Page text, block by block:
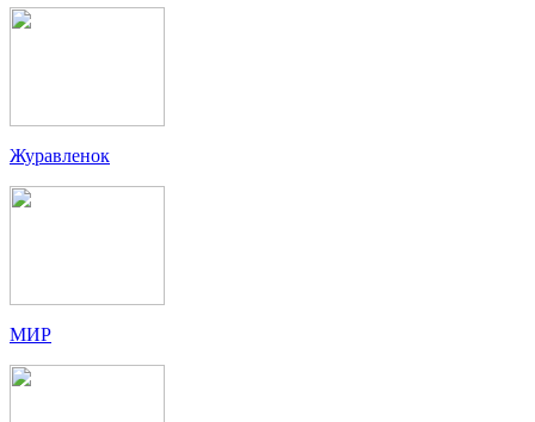
Журавленок
МИР